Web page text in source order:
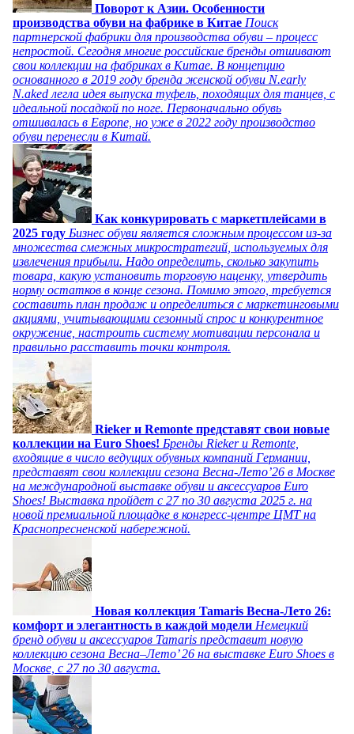
Поворот к Азии. Особенности
производства обуви на фабрике в Китае Поиск
партнерской фабрики для производства обуви – процесс
непростой. Сегодня многие российские бренды отшивают
свои коллекции на фабриках в Китае. В концепцию
основанного в 2019 году бренда женской обуви N.early
N.aked легла идея выпуска туфель, походящих для танцев, с
идеальной посадкой по ноге. Первоначально обувь
отшивалась в Европе, но уже в 2022 году производство
обуви перенесли в Китай.
Как конкурировать с маркетплейсами в
2025 году Бизнес обуви является сложным процессом из-за
множества смежных микростратегий, используемых для
извлечения прибыли. Надо определить, сколько закупить
товара, какую установить торговую наценку, утвердить
норму остатков в конце сезона. Помимо этого, требуется
составить план продаж и определиться с маркетинговыми
акциями, учитывающими сезонный спрос и конкурентное
окружение, настроить систему мотивации персонала и
правильно расставить точки контроля.
Rieker и Remonte представят свои новые
коллекции на Euro Shoes! Бренды Rieker и Remonte,
входящие в число ведущих обувных компаний Германии,
представят свои коллекции сезона Весна-Лето’26 в Москве
на международной выставке обуви и аксессуаров Euro
Shoes! Выставка пройдет c 27 по 30 августа 2025 г. на
новой премиальной площадке в конгресс-центре ЦМТ на
Краснопресненской набережной.
Новая коллекция Tamaris Весна-Лето 26:
комфорт и элегантность в каждой модели Немецкий
бренд обуви и аксессуаров Tamaris представит новую
коллекцию сезона Весна–Лето’ 26 на выставке Euro Shoes в
Москве, с 27 по 30 августа.